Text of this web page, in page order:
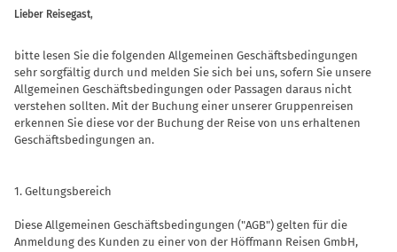
Lieber Reisegast,
bitte lesen Sie die folgenden Allgemeinen Geschäftsbedingungen
sehr sorgfältig durch und melden Sie sich bei uns, sofern Sie unsere
Allgemeinen Geschäftsbedingungen oder Passagen daraus nicht
verstehen sollten. Mit der Buchung einer unserer Gruppenreisen
erkennen Sie diese vor der Buchung der Reise von uns erhaltenen
Geschäftsbedingungen an.
1. Geltungsbereich
Diese Allgemeinen Geschäftsbedingungen ("AGB") gelten für die
Anmeldung des Kunden zu einer von der Höffmann Reisen GmbH,